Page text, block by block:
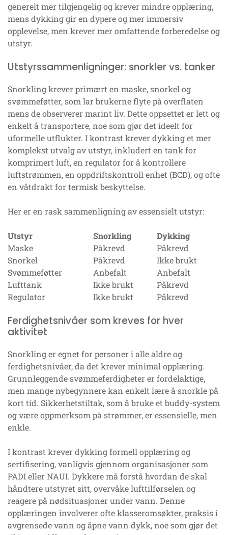
generelt mer tilgjengelig og krever mindre opplæring,
mens dykking gir en dypere og mer immersiv
opplevelse, men krever mer omfattende forberedelse og
utstyr.
Utstyrssammenligninger: snorkler vs. tanker
Snorkling krever primært en maske, snorkel og
svømmeføtter, som lar brukerne flyte på overflaten
mens de observerer marint liv. Dette oppsettet er lett og
enkelt å transportere, noe som gjør det ideelt for
uformelle utflukter. I kontrast krever dykking et mer
komplekst utvalg av utstyr, inkludert en tank for
komprimert luft, en regulator for å kontrollere
luftstrømmen, en oppdriftskontroll enhet (BCD), og ofte
en våtdrakt for termisk beskyttelse.
Her er en rask sammenligning av essensielt utstyr:
Utstyr Snorkling
Dykking
Maske
Påkrevd
Påkrevd
Snorkel
Påkrevd
Ikke brukt
Svømmeføtter
Anbefalt
Anbefalt
Lufttank
Ikke brukt
Påkrevd
Regulator
Ikke brukt Påkrevd
Ferdighetsnivåer som kreves for hver
aktivitet
Snorkling er egnet for personer i alle aldre og
ferdighetsnivåer, da det krever minimal opplæring.
Grunnleggende svømmeferdigheter er fordelaktige,
men mange nybegynnere kan enkelt lære å snorkle på
kort tid. Sikkerhetstiltak, som å bruke et buddy-system
og være oppmerksom på strømmer, er essensielle, men
enkle.
I kontrast krever dykking formell opplæring og
sertifisering, vanligvis gjennom organisasjoner som
PADI eller NAUI. Dykkere må forstå hvordan de skal
håndtere utstyret sitt, overvåke lufttilførselen og
reagere på nødsituasjoner under vann. Denne
opplæringen involverer ofte klasseromsøkter, praksis i
avgrensede vann og åpne vann dykk, noe som gjør det